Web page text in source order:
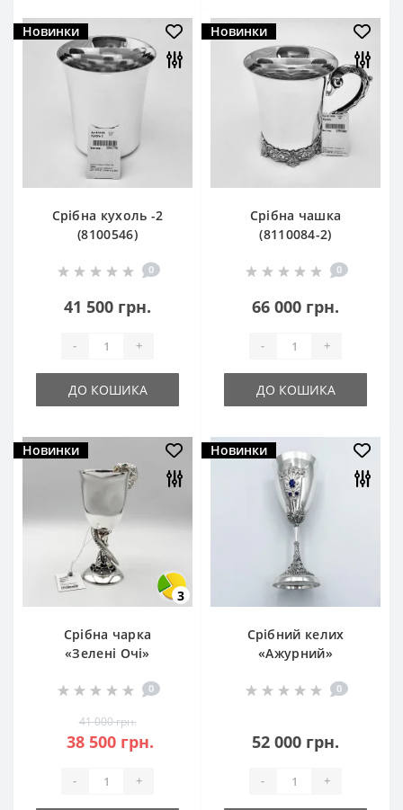
Новинки
Срібна кухоль -2
(8100546)
0
41 500 грн.
- +
ДО КОШИКА
Новинки
Срібна чашка
(8110084-2)
0
66 000 грн.
- +
ДО КОШИКА
Новинки
3
Срібна чарка
«Зелені Очі»
0
41 000 грн.
38 500 грн.
- +
Новинки
Срібний келих
«Ажурний»
0
52 000 грн.
- +